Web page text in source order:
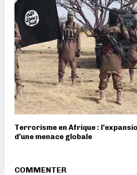
Terrorisme en Afrique :
d’une menace globale
COMMENTER